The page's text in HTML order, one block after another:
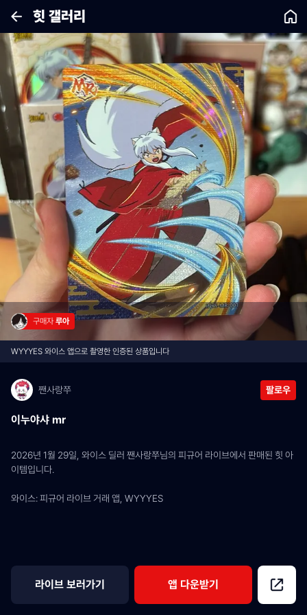
힛 갤러리
구매자 루아
WYYYES 와이스 앱으로 촬영한 인증된 상품입니다
짼사랑쭈 팔로우
이누야샤 mr
2026년 1월 29일, 와이스 딜러 짼사랑쭈님의 피규어 라이브에서 판매된 힛 아
이템입니다.
와이스: 피규어 라이브 거래 앱, WYYYES
라이브 보러가기 앱 다운받기